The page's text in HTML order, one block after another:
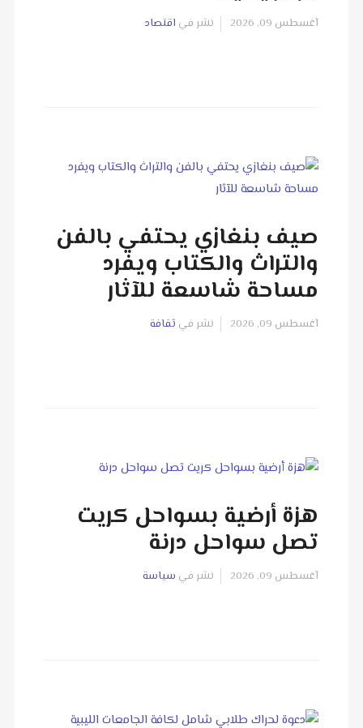
آغسطس 09, 2026 نشر في اقتصاد
صيف بنغازي يحتفي بالفن
والتراث والكتاب ويفرد
مساحة شاسعة للآثار
آغسطس 09, 2026 نشر في ثقافة
هزة أرضية بسواحل كريت
تصل سواحل درنة
آغسطس 09, 2026 نشر في سياسة